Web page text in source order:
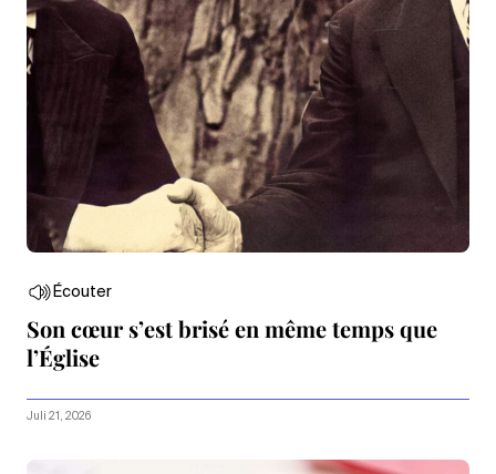
Écouter
Son cœur s’est brisé en même temps que
l’Église
Juli 21, 2026